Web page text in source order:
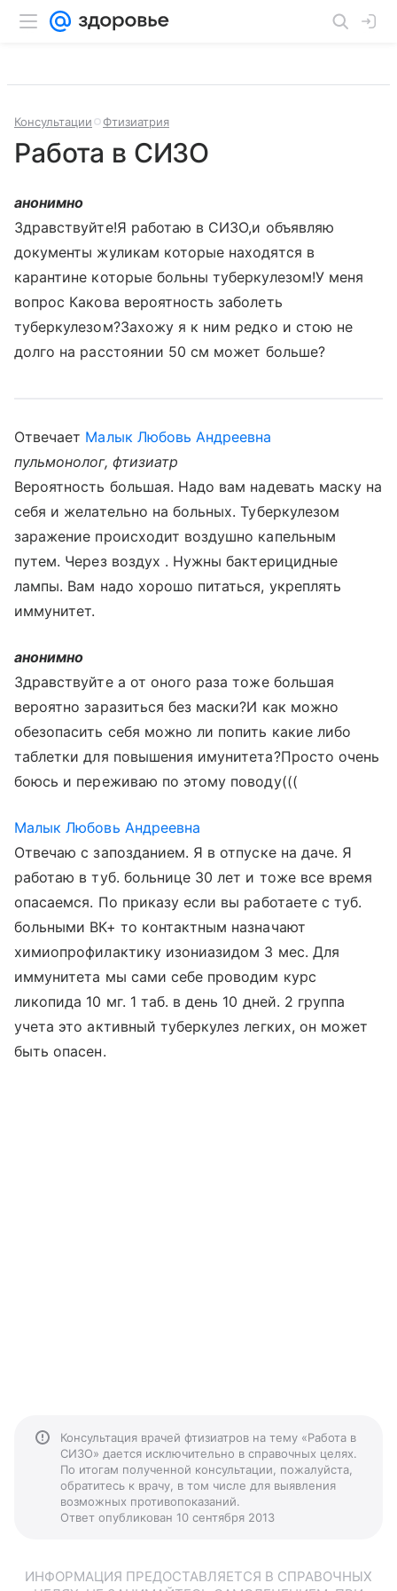
Консультации Фтизиатрия
Работа в СИЗО
анонимно
Здравствуйте!Я работаю в СИЗО,и объявляю
документы жуликам которые находятся в
карантине которые больны туберкулезом!У меня
вопрос Какова вероятность заболеть
туберкулезом?Захожу я к ним редко и стою не
долго на расстоянии 50 см может больше?
Отвечает Малык Любовь Андреевна
пульмонолог, фтизиатр
Вероятность большая. Надо вам надевать маску на
себя и желательно на больных. Туберкулезом
заражение происходит воздушно капельным
путем. Через воздух . Нужны бактерицидные
лампы. Вам надо хорошо питаться, укреплять
иммунитет.
анонимно
Здравствуйте а от оного раза тоже большая
вероятно заразиться без маски?И как можно
обезопасить себя можно ли попить какие либо
таблетки для повышения имунитета?Просто очень
боюсь и переживаю по этому поводу(((
Малык Любовь Андреевна
Отвечаю с запозданием. Я в отпуске на даче. Я
работаю в туб. больнице 30 лет и тоже все время
опасаемся. По приказу если вы работаете с туб.
больными ВК+ то контактным назначают
химиопрофилактику изониазидом 3 мес. Для
иммунитета мы сами себе проводим курс
ликопида 10 мг. 1 таб. в день 10 дней. 2 группа
учета это активный туберкулез легких, он может
быть опасен.
Консультация врачей фтизиатров на тему «Работа в
СИЗО» дается исключительно в справочных целях.
По итогам полученной консультации, пожалуйста,
обратитесь к врачу, в том числе для выявления
возможных противопоказаний.
Ответ опубликован 10 сентября 2013
ИНФОРМАЦИЯ ПРЕДОСТАВЛЯЕТСЯ В СПРАВОЧНЫХ